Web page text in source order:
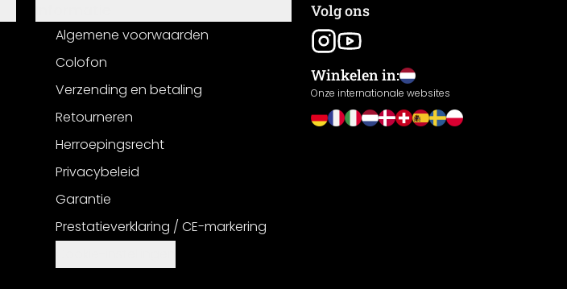
Algemene voorwaarden
Colofon
Verzending en betaling
Retourneren
Herroepingsrecht
Privacybeleid
Garantie
Prestatieverklaring / CE-markering
Volg ons
Winkelen in:
Onze internationale websites